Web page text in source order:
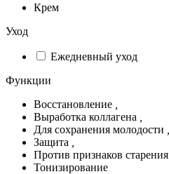
Крем
Уход
Ежедневный уход
Функции
Восстановление
Выработка коллагена
Для сохранения молодости
Защита
Против признаков старения
Тонизирование